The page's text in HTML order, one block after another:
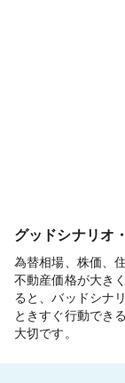
グッドシナリオ
為替相場、株価、
不動産価格が大き
ると、バッドシナ
ときすぐ行動でき
大切です。